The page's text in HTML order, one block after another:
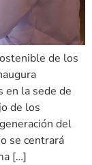
de los
en la sede de
de los
del
se centrará
[…]